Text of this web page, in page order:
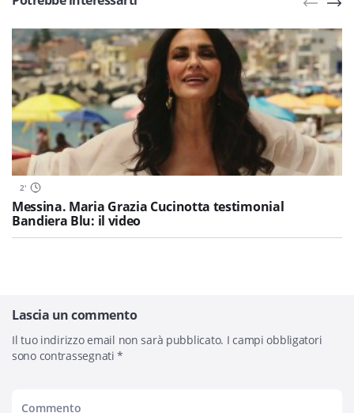
2'
Messina. Maria Grazia Cucinotta testimonial
Bandiera Blu: il video
Lascia un commento
Il tuo indirizzo email non sarà pubblicato. I campi obbligatori
sono contrassegnati*